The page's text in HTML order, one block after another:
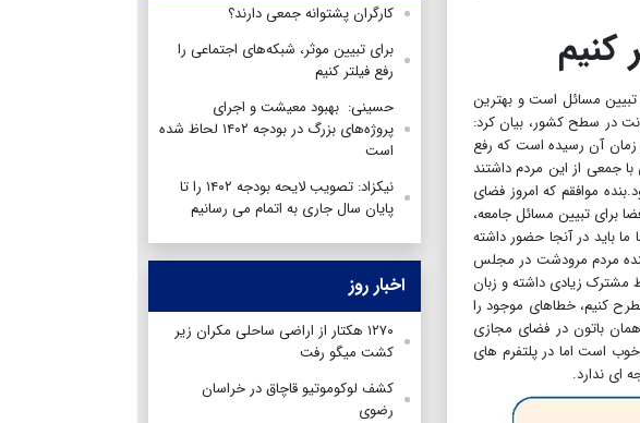
کنیم
مسائل است و بهترین
در سطح کشور، بیان کرد:
زمان آن رسیده است که رفع
که فضای جامعه آرام است.وی ادامه داد: در دیداری که مقام معظم رهبری در سالروز قیام ۱۹ دی با جمعی از این مردم داشتند
موافقم که امروز فضای
برای تبیین مسائل جامعه،
باید در آنجا حضور داشته
مردم مرودشت در مجلس
مشترک زیادی داشته و زبان
کنیم، خطاهای موجود را
همان باتون در فضای مجازی
است اما در پلتفرم های
ای ندارد.
کارگران پشتوانه جمعی دارند؟
برای تبیین موثر، شبکه‌های اجتماعی را
رفع فیلتر کنیم
حسینی: بهبود معیشت و اجرای
پروژه‌های بزرگ در بودجه ۱۴۰۲ لحاظ شده
است
نیکزاد: تصویب لایحه بودجه ۱۴۰۲ را تا
پایان سال جاری به اتمام می رسانیم
اخبار روز
۱۲۷۰ هکتار از اراضی ساحلی مکران زیر
کشت میگو رفت
کشف لوکوموتیو قاچاق در خراسان
رضوی